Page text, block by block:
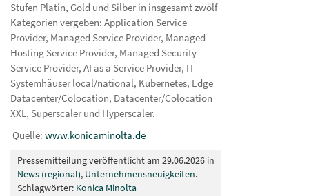
Stufen Platin, Gold und Silber in insgesamt zwölf
Kategorien vergeben: Application Service
Provider, Managed Service Provider, Managed
Hosting Service Provider, Managed Security
Service Provider, AI as a Service Provider, IT-
Systemhäuser local/national, Kubernetes, Edge
Datacenter/Colocation, Datacenter/Colocation
XXL, Superscaler und Hyperscaler.
Quelle: www.konicaminolta.de
Pressemitteilung veröffentlicht am 29.06.2026 in
News (regional), Unternehmensneuigkeiten.
Schlagwörter: Konica Minolta